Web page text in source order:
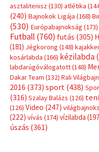
asztalitenisz (130) atlétika
(240) Bajnokok Ligája (168)
(530) Európabajnokság (173)
Futball (760) futás (305)
(181) Jégkorong (148)
kosárlabda (166) kézilabda
labdarúgóválogatott(148)
Dakar Team (132) Rali
2016 (373) sport(438)
(316) Szalay Balázs (126)
(126) Video (247)
(222) vívás (174) vízilabda
úszás (361)